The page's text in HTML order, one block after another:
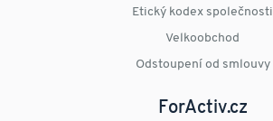
Etický kodex společnosti
Velkoobchod
Odstoupení od smlouvy
ForActiv.cz